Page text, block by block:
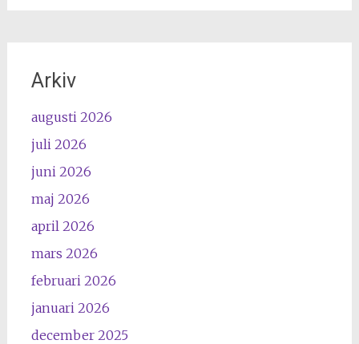
Arkiv
augusti 2026
juli 2026
juni 2026
maj 2026
april 2026
mars 2026
februari 2026
januari 2026
december 2025